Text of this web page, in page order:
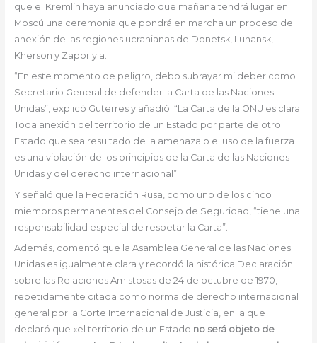
que el Kremlin haya anunciado que mañana tendrá lugar en
Moscú una ceremonia que pondrá en marcha un proceso de
anexión de las regiones ucranianas de Donetsk, Luhansk,
Kherson y Zaporiyia.
“En este momento de peligro, debo subrayar mi deber como
Secretario General de defender la Carta de las Naciones
Unidas”, explicó Guterres y añadió: “La Carta de la ONU es clara.
Toda anexión del territorio de un Estado por parte de otro
Estado que sea resultado de la amenaza o el uso de la fuerza
es una violación de los principios de la Carta de las Naciones
Unidas y del derecho internacional”.
Y señaló que la Federación Rusa, como uno de los cinco
miembros permanentes del Consejo de Seguridad, “tiene una
responsabilidad especial de respetar la Carta”.
Además, comentó que la Asamblea General de las Naciones
Unidas es igualmente clara y recordó la histórica Declaración
sobre las Relaciones Amistosas de 24 de octubre de 1970,
repetidamente citada como norma de derecho internacional
general por la Corte Internacional de Justicia, en la que
declaró que «el territorio de un Estado no será objeto de